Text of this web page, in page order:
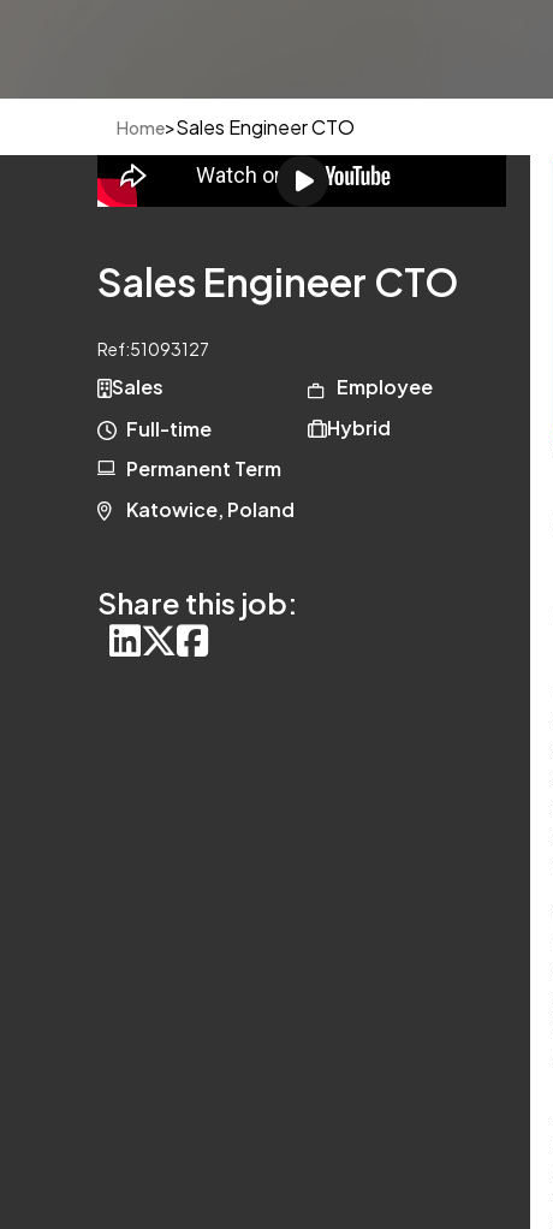
Home>Sales Engineer CTO
Sales Engineer CTO
Ref:51093127
Sales
Employee
Full-time
Hybrid
Permanent Term
Katowice, Poland
Share this job: